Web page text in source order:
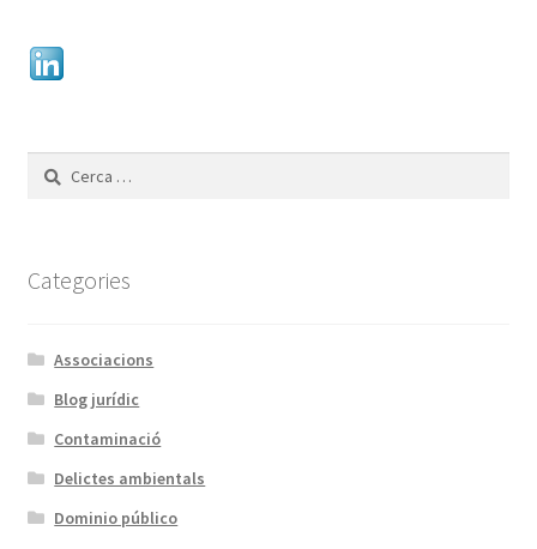
Cerca:
Categories
Associacions
Blog jurídic
Contaminació
Delictes ambientals
Dominio público